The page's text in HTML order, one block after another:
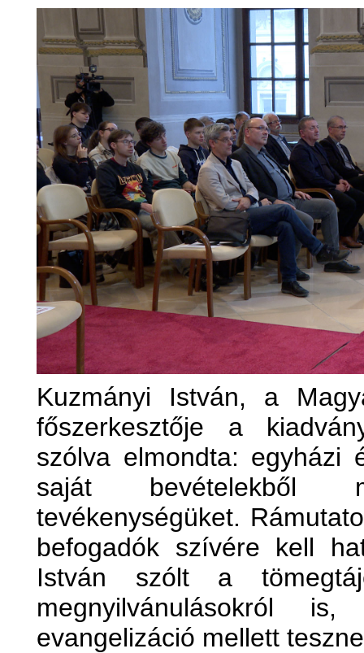
Kuzmányi István, a
főszerkesztője a
szólva elmondta: egyházi
saját bevételekből
tevékenységüket.
befogadók szívére kell
István szólt a
megnyilvánulásokról
evangelizáció mellett